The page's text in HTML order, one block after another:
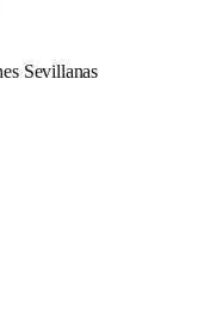
Sevillanas